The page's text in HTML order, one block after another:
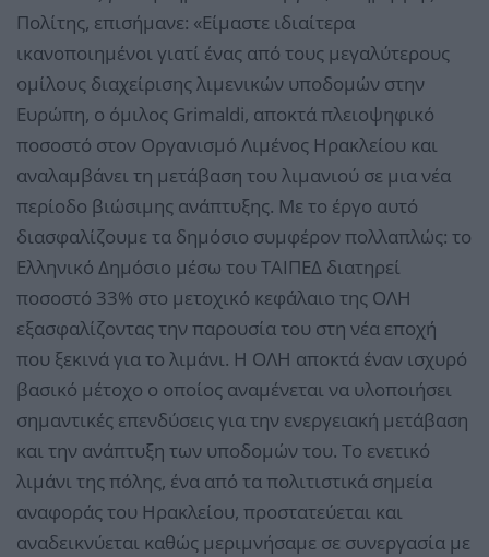
Πολίτης, επισήμανε: «Είμαστε ιδιαίτερα
ικανοποιημένοι γιατί ένας από τους μεγαλύτερους
ομίλους διαχείρισης λιμενικών υποδομών στην
Ευρώπη, ο όμιλος Grimaldi, αποκτά πλειοψηφικό
ποσοστό στον Οργανισμό Λιμένος Ηρακλείου και
αναλαμβάνει τη μετάβαση του λιμανιού σε μια νέα
περίοδο βιώσιμης ανάπτυξης. Με το έργο αυτό
διασφαλίζουμε τα δημόσιο συμφέρον πολλαπλώς: το
Ελληνικό Δημόσιο μέσω του ΤΑΙΠΕΔ διατηρεί
ποσοστό 33% στο μετοχικό κεφάλαιο της ΟΛΗ
εξασφαλίζοντας την παρουσία του στη νέα εποχή
που ξεκινά για το λιμάνι. Η ΟΛΗ αποκτά έναν ισχυρό
βασικό μέτοχο ο οποίος αναμένεται να υλοποιήσει
σημαντικές επενδύσεις για την ενεργειακή μετάβαση
και την ανάπτυξη των υποδομών του. Το ενετικό
λιμάνι της πόλης, ένα από τα πολιτιστικά σημεία
αναφοράς του Ηρακλείου, προστατεύεται και
αναδεικνύεται καθώς μεριμνήσαμε σε συνεργασία με